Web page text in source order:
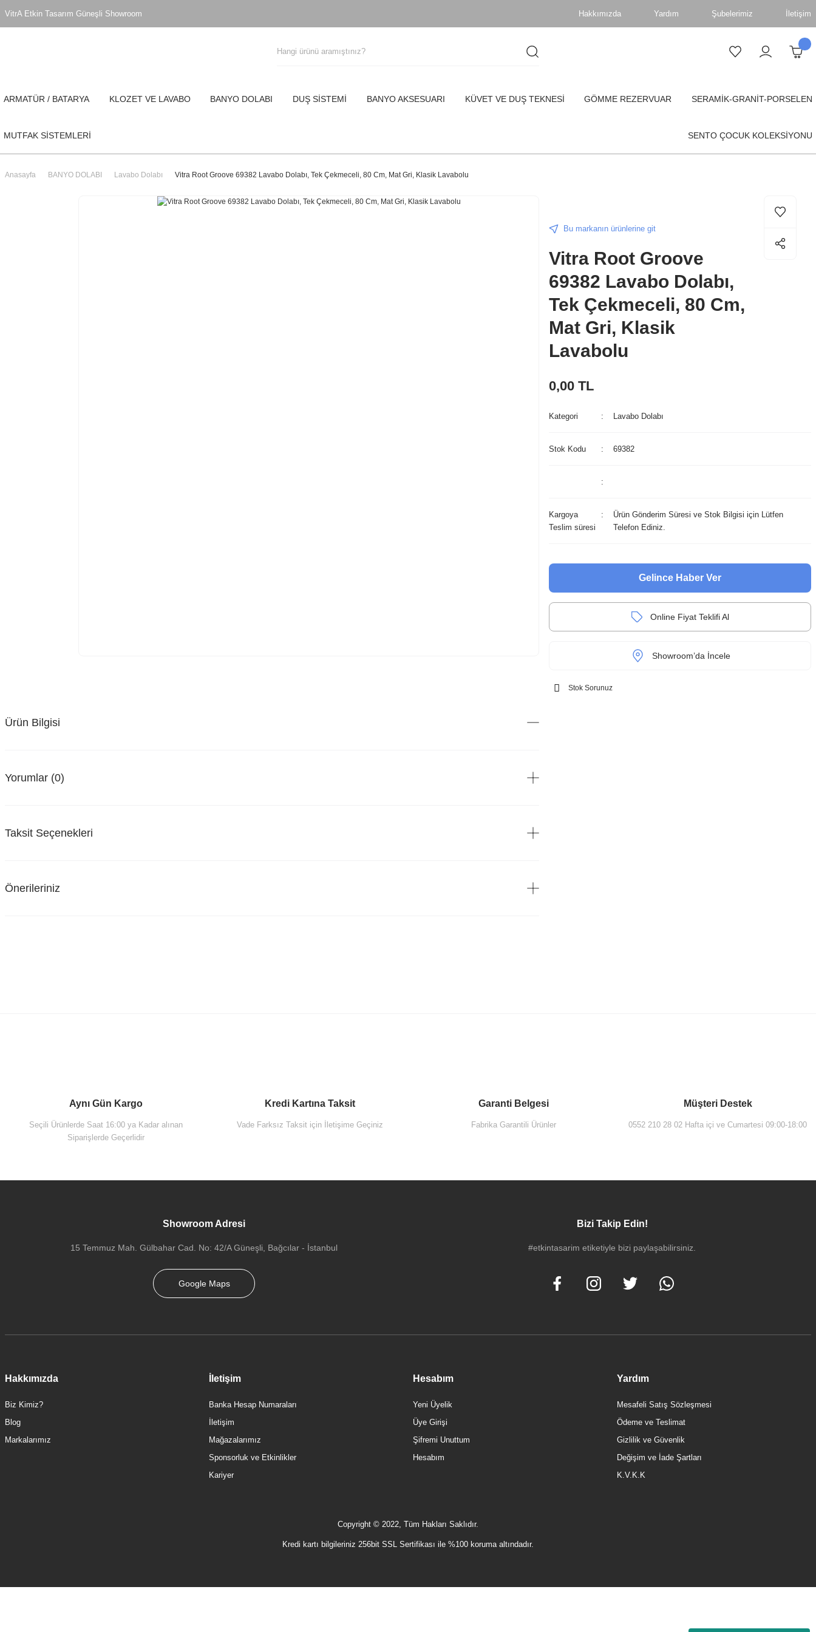
VitrA Etkin Tasarım Güneşli Showroom Hakkımızda Yardım Şubelerimiz İletişim
ARMATÜR / BATARYA KLOZET VE LAVABO BANYO DOLABI DUŞ SİSTEMİ BANYO AKSESUARI KÜVET VE DUŞ TEKNESİ GÖMME REZERVUAR SERAMİK-GRANİT-PORSELEN
MUTFAK SİSTEMLERİ SENTO ÇOCUK KOLEKSİYONU
Anasayfa BANYO DOLABI Lavabo Dolabı Vitra Root Groove 69382 Lavabo Dolabı, Tek Çekmeceli, 80 Cm, Mat Gri, Klasik Lavabolu
Ürün Bilgisi
Yorumlar (0)
Taksit Seçenekleri
Önerileriniz
Bu markanın ürünlerine git
Vitra Root Groove
69382 Lavabo Dolabı,
Tek Çekmeceli, 80 Cm,
Mat Gri, Klasik
Lavabolu
0,00 TL
Kategori Lavabo Dolabı
Stok Kodu 69382
Kargoya
Teslim süresi
Ürün Gönderim Süresi ve Stok Bilgisi için Lütfen
Telefon Ediniz.
Gelince Haber Ver
Online Fiyat Teklifi Al
Showroom’da İncele
Stok Sorunuz
Aynı Gün Kargo
Seçili Ürünlerde Saat 16:00 ya Kadar alınan
Siparişlerde Geçerlidir
Kredi Kartına Taksit
Vade Farksız Taksit için İletişime Geçiniz
Garanti Belgesi
Fabrika Garantili Ürünler
Müşteri Destek
0552 210 28 02 Hafta içi ve Cumartesi 09:00-18:00
Showroom Adresi
15 Temmuz Mah. Gülbahar Cad. No: 42/A Güneşli, Bağcılar - İstanbul
Google Maps
Bizi Takip Edin!
#etkintasarim etiketiyle bizi paylaşabilirsiniz.
Hakkımızda
Biz Kimiz?
Blog
Markalarımız
İletişim
Banka Hesap Numaraları
İletişim
Mağazalarımız
Sponsorluk ve Etkinlikler
Kariyer
Hesabım
Yeni Üyelik
Üye Girişi
Şifremi Unuttum
Hesabım
Yardım
Mesafeli Satış Sözleşmesi
Ödeme ve Teslimat
Gizlilik ve Güvenlik
Değişim ve İade Şartları
K.V.K.K
Copyright © 2022, Tüm Hakları Saklıdır.
Kredi kartı bilgileriniz 256bit SSL Sertifikası ile %100 koruma altındadır.